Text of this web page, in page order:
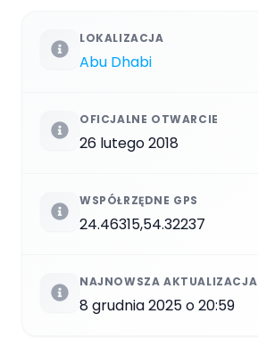
LOKALIZACJA
Abu Dhabi
OFICJALNE OTWARCIE
26 lutego 2018
WSPÓŁRZĘDNE GPS
24.46315,54.32237
NAJNOWSZA AKTUALIZACJA
8 grudnia 2025 o 20:59